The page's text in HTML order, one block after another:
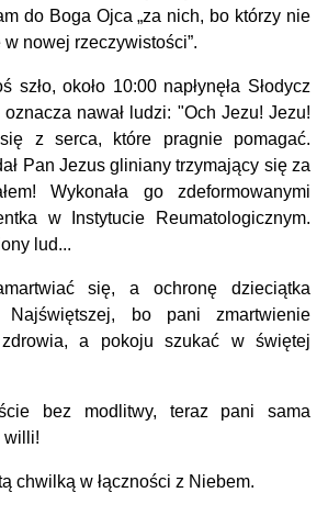
do Boga Ojca „za nich, bo którzy nie
w nowej rzeczywistości”.
około 10:00 napłynęła Słodycz
nawał ludzi: "Och Jezu! Jezu!
się z serca, które pragnie pomagać.
Pan Jezus gliniany trzymający się za
Wykonała go zdeformowanymi
w Instytucie Reumatologicznym.
lud...
się, a ochronę dzieciątka
Najświętszej, bo pani zmartwienie
a pokoju szukać w świętej
bez modlitwy, teraz pani sama
willi!
chwilką w łączności z Niebem.